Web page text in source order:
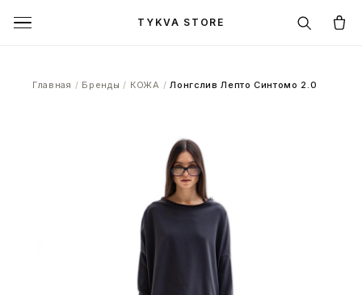
TYKVA STORE
Главная / Бренды / КОЖА / Лонгслив Лепто Синтомо 2.0